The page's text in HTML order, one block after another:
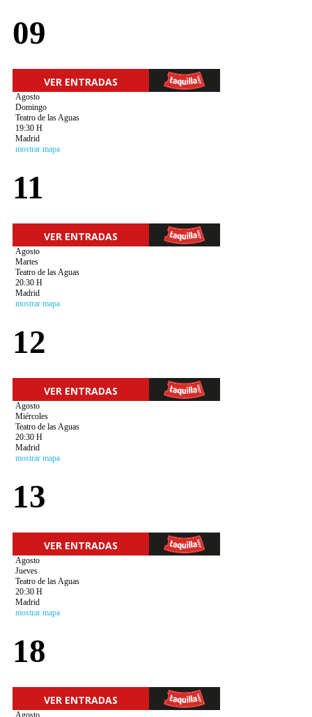
09
VER ENTRADAS
Agosto
Domingo
Teatro de las Aguas
19:30 H
Madrid
mostrar mapa
11
VER ENTRADAS
Agosto
Martes
Teatro de las Aguas
20:30 H
Madrid
mostrar mapa
12
VER ENTRADAS
Agosto
Miércoles
Teatro de las Aguas
20:30 H
Madrid
mostrar mapa
13
VER ENTRADAS
Agosto
Jueves
Teatro de las Aguas
20:30 H
Madrid
mostrar mapa
18
VER ENTRADAS
Agosto